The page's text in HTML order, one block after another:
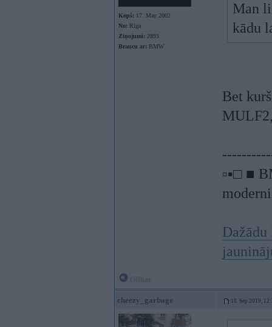
Kopš: 17. May 2002
No: Rīga
Ziņojumi: 2893
Braucu ar: BMW
Man
kādu
Bet
▫▪□ ■
cheezy_garbage 18. Sep 2019,